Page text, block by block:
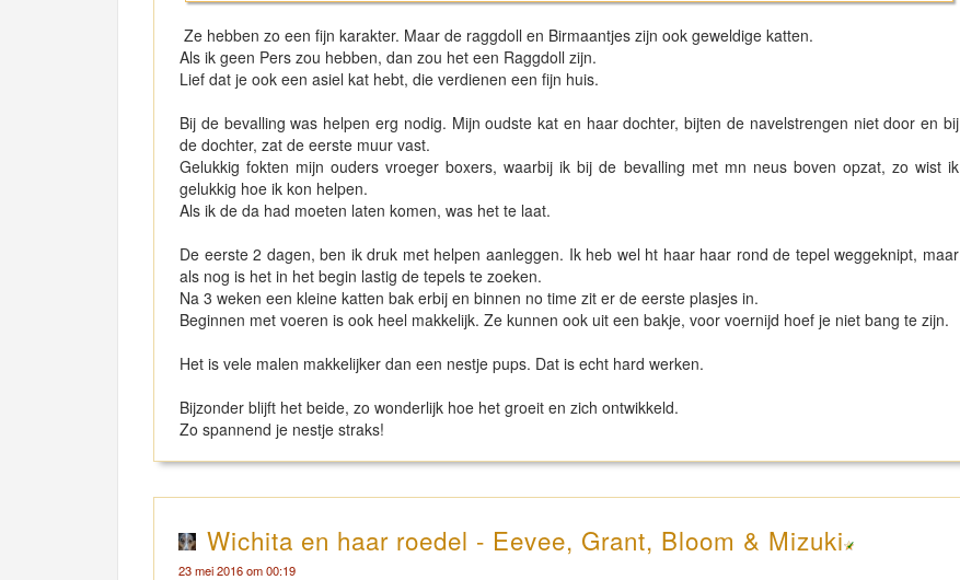
Ze hebben zo een fijn karakter. Maar de raggdoll en Birmaantjes zijn ook geweldige katten.
Als ik geen Pers zou hebben, dan zou het een Raggdoll zijn.
Lief dat je ook een asiel kat hebt, die verdienen een fijn huis.
Bij de bevalling was helpen erg nodig. Mijn oudste kat en haar dochter, bijten de navelstrengen niet door en bij
de dochter, zat de eerste muur vast.
Gelukkig fokten mijn ouders vroeger boxers, waarbij ik bij de bevalling met mn neus boven opzat, zo wist ik
gelukkig hoe ik kon helpen.
Als ik de da had moeten laten komen, was het te laat.
De eerste 2 dagen, ben ik druk met helpen aanleggen. Ik heb wel ht haar haar rond de tepel weggeknipt, maar
als nog is het in het begin lastig de tepels te zoeken.
Na 3 weken een kleine katten bak erbij en binnen no time zit er de eerste plasjes in.
Beginnen met voeren is ook heel makkelijk. Ze kunnen ook uit een bakje, voor voernijd hoef je niet bang te zijn.
Het is vele malen makkelijker dan een nestje pups. Dat is echt hard werken.
Bijzonder blijft het beide, zo wonderlijk hoe het groeit en zich ontwikkeld.
Zo spannend je nestje straks!
Wichita en haar roedel - Eevee, Grant, Bloom & Mizuki
23 mei 2016 om 00:19